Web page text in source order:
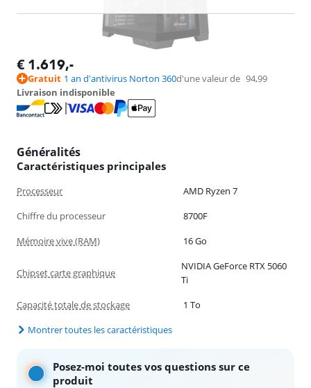
€ 1.619,-
Gratuit 1 an d'antivirus Norton 360d'une valeur de 94,99
Livraison indisponible
Généralités
Caractéristiques principales
Processeur
AMD Ryzen 7
Chiffre du processeur
8700F
Mémoire vive (RAM)
16 Go
Chipset carte graphique
NVIDIA GeForce RTX 5060
Ti
Capacité totale de stockage
1 To
Montrer toutes les caractéristiques
Posez-moi toutes vos questions sur ce
produit